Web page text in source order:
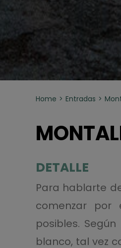
Home Entradas
DETALLE
Para hablarte
comenzar por
posibles.
blanco, tal vez